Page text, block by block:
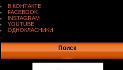
В КОНТАКТЕ
FACEBOOK
INSTAGRAM
YOUTUBE
ОДНОКЛАСНИКИ
Поиск